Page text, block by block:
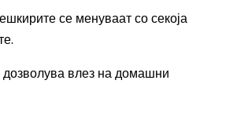
се менуваат со секоја
влез на домашни